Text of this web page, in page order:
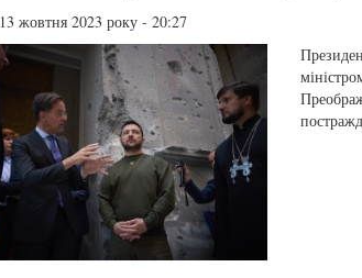
13 жовтня 2023 року - 20:27